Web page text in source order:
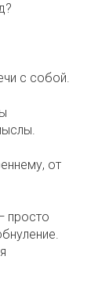
⠀
с собой. ⠀
⠀
от
просто